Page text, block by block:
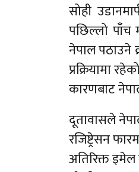
सोही
पछिल्लो पाँच
नेपाल पठाउने
प्रक्रियामा
कारणबाट
दूतावासले
रजिष्ट्रेसन
अतिरिक्त